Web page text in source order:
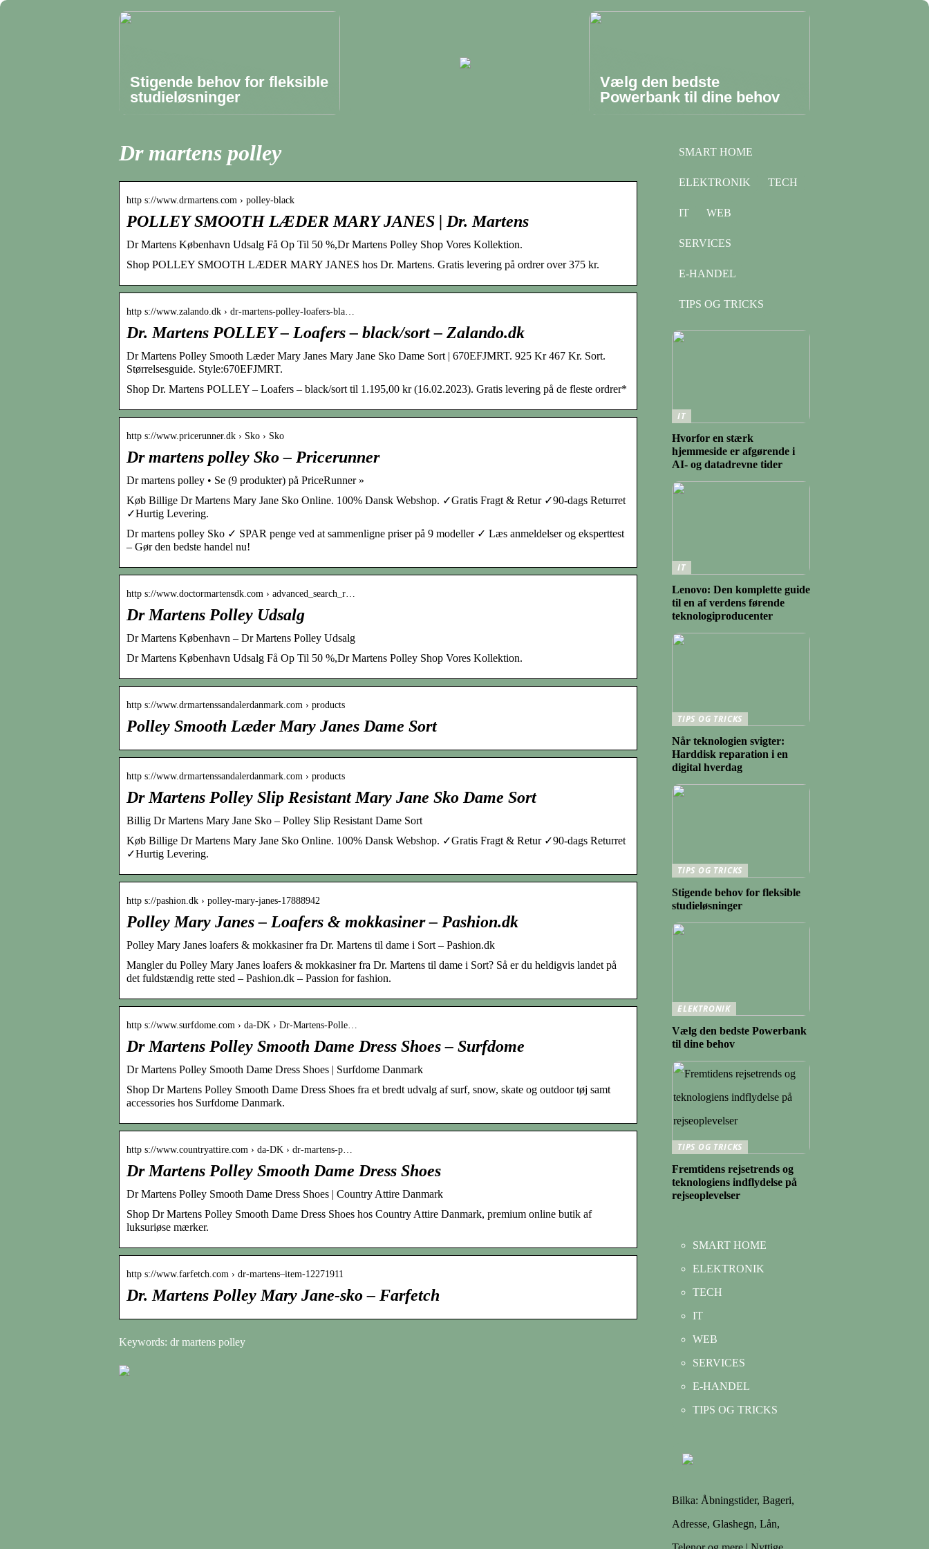
Stigende behov for fleksible
studieløsninger
Vælg den bedste
Powerbank til dine behov
Dr martens polley
http s://www.drmartens.com › polley-black
POLLEY SMOOTH LÆDER MARY JANES | Dr. Martens
Dr Martens København Udsalg Få Op Til 50 %,Dr Martens Polley Shop Vores Kollektion.
Shop POLLEY SMOOTH LÆDER MARY JANES hos Dr. Martens. Gratis levering på ordrer over 375 kr.
http s://www.zalando.dk › dr-martens-polley-loafers-bla…
Dr. Martens POLLEY – Loafers – black/sort – Zalando.dk
Dr Martens Polley Smooth Læder Mary Janes Mary Jane Sko Dame Sort | 670EFJMRT. 925 Kr 467 Kr. Sort.
Størrelsesguide. Style:670EFJMRT.
Shop Dr. Martens POLLEY – Loafers – black/sort til 1.195,00 kr (16.02.2023). Gratis levering på de fleste ordrer*
http s://www.pricerunner.dk › Sko › Sko
Dr martens polley Sko – Pricerunner
Dr martens polley • Se (9 produkter) på PriceRunner »
Køb Billige Dr Martens Mary Jane Sko Online. 100% Dansk Webshop. ✓Gratis Fragt & Retur ✓90-dags Returret
✓Hurtig Levering.
Dr martens polley Sko ✓ SPAR penge ved at sammenligne priser på 9 modeller ✓ Læs anmeldelser og eksperttest
– Gør den bedste handel nu!
http s://www.doctormartensdk.com › advanced_search_r…
Dr Martens Polley Udsalg
Dr Martens København – Dr Martens Polley Udsalg
Dr Martens København Udsalg Få Op Til 50 %,Dr Martens Polley Shop Vores Kollektion.
http s://www.drmartenssandalerdanmark.com › products
Polley Smooth Læder Mary Janes Dame Sort
http s://www.drmartenssandalerdanmark.com › products
Dr Martens Polley Slip Resistant Mary Jane Sko Dame Sort
Billig Dr Martens Mary Jane Sko – Polley Slip Resistant Dame Sort
Køb Billige Dr Martens Mary Jane Sko Online. 100% Dansk Webshop. ✓Gratis Fragt & Retur ✓90-dags Returret
✓Hurtig Levering.
http s://pashion.dk › polley-mary-janes-17888942
Polley Mary Janes – Loafers & mokkasiner – Pashion.dk
Polley Mary Janes loafers & mokkasiner fra Dr. Martens til dame i Sort – Pashion.dk
Mangler du Polley Mary Janes loafers & mokkasiner fra Dr. Martens til dame i Sort? Så er du heldigvis landet på
det fuldstændig rette sted – Pashion.dk – Passion for fashion.
http s://www.surfdome.com › da-DK › Dr-Martens-Polle…
Dr Martens Polley Smooth Dame Dress Shoes – Surfdome
Dr Martens Polley Smooth Dame Dress Shoes | Surfdome Danmark
Shop Dr Martens Polley Smooth Dame Dress Shoes fra et bredt udvalg af surf, snow, skate og outdoor tøj samt
accessories hos Surfdome Danmark.
http s://www.countryattire.com › da-DK › dr-martens-p…
Dr Martens Polley Smooth Dame Dress Shoes
Dr Martens Polley Smooth Dame Dress Shoes | Country Attire Danmark
Shop Dr Martens Polley Smooth Dame Dress Shoes hos Country Attire Danmark, premium online butik af
luksuriøse mærker.
http s://www.farfetch.com › dr-martens–item-12271911
Dr. Martens Polley Mary Jane-sko – Farfetch
Keywords: dr martens polley
SMART HOME
ELEKTRONIK TECH
IT WEB
SERVICES
E-HANDEL
TIPS OG TRICKS
IT
Hvorfor en stærk
hjemmeside er afgørende i
AI- og datadrevne tider
IT
Lenovo: Den komplette guide
til en af verdens førende
teknologiproducenter
TIPS OG TRICKS
Når teknologien svigter:
Harddisk reparation i en
digital hverdag
TIPS OG TRICKS
Stigende behov for fleksible
studieløsninger
ELEKTRONIK
Vælg den bedste Powerbank
til dine behov
TIPS OG TRICKS
Fremtidens rejsetrends og
teknologiens indflydelse på
rejseoplevelser
SMART HOME
ELEKTRONIK
TECH
IT
WEB
SERVICES
E-HANDEL
TIPS OG TRICKS
Bilka: Åbningstider, Bageri,
Adresse, Glashegn, Lån,